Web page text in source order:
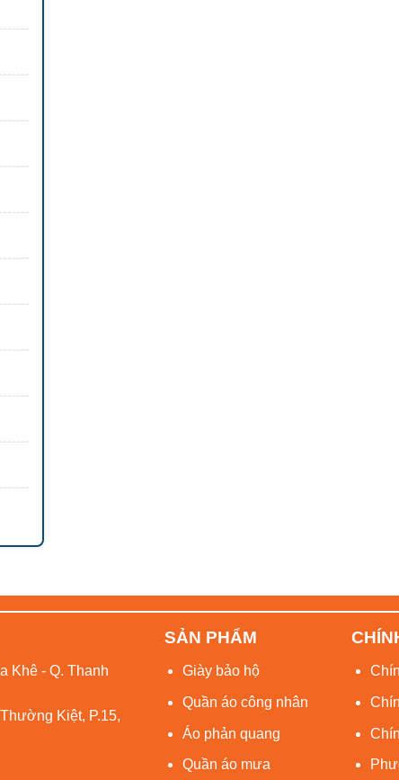
Khê - Q. Thanh
Kiệt, P.15,
SẢN PHẨM
Giày bảo hộ
Quần áo công nhân
Áo phản quang
Quần áo mưa